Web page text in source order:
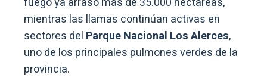
mientras las llamas continúan activas en
sectores del Parque Nacional Los Alerces,
uno de los principales pulmones verdes de la
provincia.